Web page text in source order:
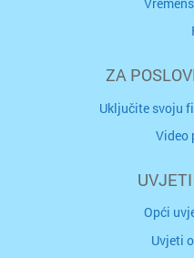
ZA
Uključite svoju
Video
Opći
Uvjeti